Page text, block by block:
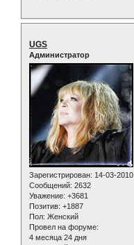
UGS
Администратор
Зарегистрирован: 14-03-2010
Сообщений: 2632
Уважение: +3681
Позитив: +1887
Пол: Женский
Провел на форуме:
4 месяца 24 дня